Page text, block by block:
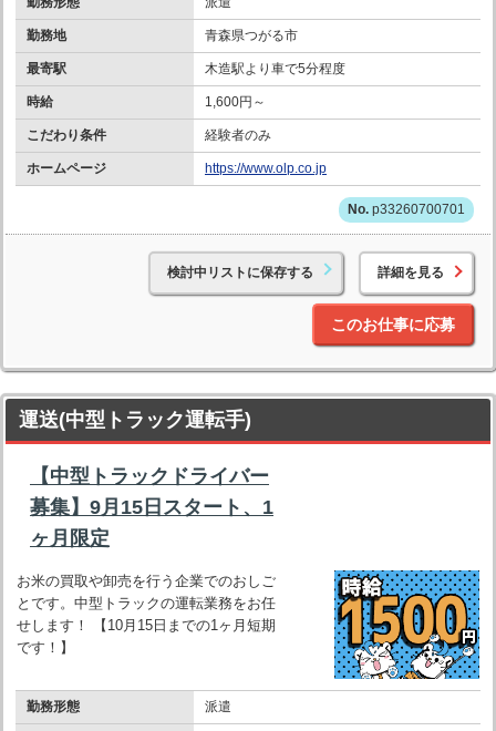
勤務地 青森県つがる市
最寄駅 木造駅より車で5分程度
時給 1,600円～
こだわり条件 経験者のみ
ホームページ https://www.olp.co.jp
p33260700701
検討中リストに保存する 詳細を見る
このお仕事に応募
運送(中型トラック運転手)
【中型トラックドライバー
募集】9月15日スタート、1
ヶ月限定
お米の買取や卸売を行う企業でのおしご
とです。中型トラックの運転業務をお任
せします！ 【10月15日までの1ヶ月短期
です！】
勤務形態 派遣